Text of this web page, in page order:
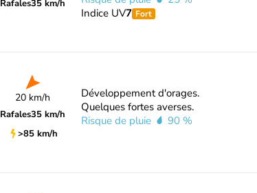
Rafales35 km/h
Indice UV7 Fort
20 km/h
Rafales35 km/h
>85 km/h
Développement d'orages.
Quelques fortes averses.
Risque de pluie
90 %